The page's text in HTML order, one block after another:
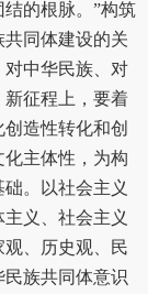
的根脉。”构筑
同体建设的关
中华民族、对
新征程上，要着
造性转化和创
主体性，为构
。以社会主义
义、社会主义
、历史观、民
族共同体意识